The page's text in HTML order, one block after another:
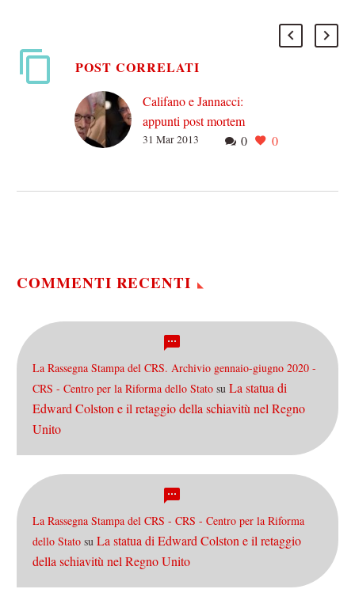
POST CORRELATI
Califano e Jannacci:
appunti post mortem
Sempre ci piombano0 0
31 Mar 2013
COMMENTI RECENTI
La Rassegna Stampa del CRS. Archivio gennaio-giugno 2020 -
CRS - Centro per la Riforma dello Stato su La statua di
Edward Colston e il retaggio della schiavitù nel Regno
Unito
La Rassegna Stampa del CRS - CRS - Centro per la Riforma
dello Stato su La statua di Edward Colston e il retaggio
della schiavitù nel Regno Unito